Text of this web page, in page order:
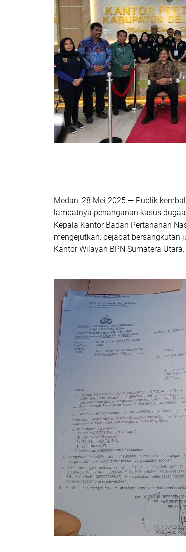
Medan, 28 Mei 2025 — Publik
lambatnya penanganan kasus
Kepala Kantor Badan Pertanahan
mengejutkan: pejabat bersangkutan
Kantor Wilayah BPN Sumatera Utara.